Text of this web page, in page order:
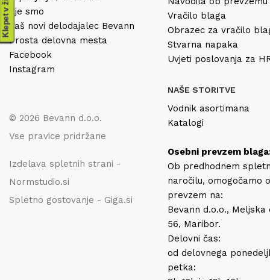
Kje smo
Vaš novi delodajalec Bevann
Prosta delovna mesta
Facebook
Instagram
© 2026 Bevann d.o.o.
Vse pravice pridržane
Izdelava spletnih strani -
Normstudio.si
Spletno gostovanje - Giga.si
Vračilo blaga
Obrazec za vračilo
Stvarna napaka
Uvjeti poslovanja za
NAŠE STORITVE
Vodnik asortimana
Katalogi
Osebni prevzem
Ob predhodnem
naročilu, omogočamo
prevzem na:
Bevann d.o.o., Meljska
56, Maribor.
Delovni čas:
od delovnega
petka:
Klepet v živo